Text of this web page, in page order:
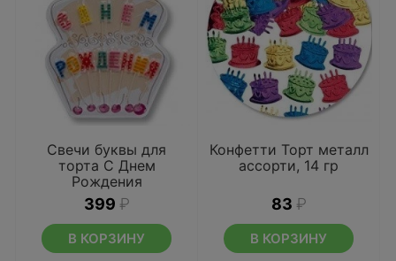
Свечи буквы для
торта С Днем
Рождения
399 ₽
В КОРЗИНУ
Конфетти Торт металл
ассорти, 14 гр
83 ₽
В КОРЗИНУ